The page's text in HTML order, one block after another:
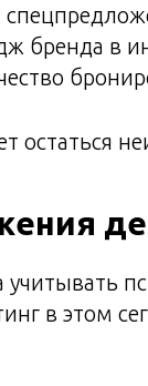
бренда в
остаться
в этом